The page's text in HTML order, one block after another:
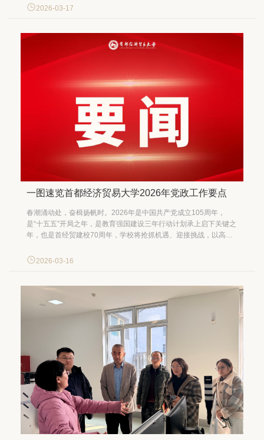
示诚挚祝贺。她表示，首经贸统计学相关专业基础扎实，发展前景
2026-03-17
一图速览首都经济贸易大学2026年党政工作要点
春潮涌动处，奋楫扬帆时。2026年是中国共产党成立105周年，
是“十五五”开局之年，是教育强国建设三年行动计划承上启下关键之
年，也是首经贸建校70周年，学校将抢抓机遇、迎接挑战，以高质
国际知名的一流财经大学奋勇前进，谱写“教育强国首善之区建设，
2026-03-16